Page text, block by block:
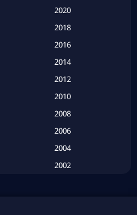
สร้างจากเรื่องจริง(2)
เรื่องจริง (20)
2020
2018
2016
2014
2012
2010
2008
2006
2004
2002